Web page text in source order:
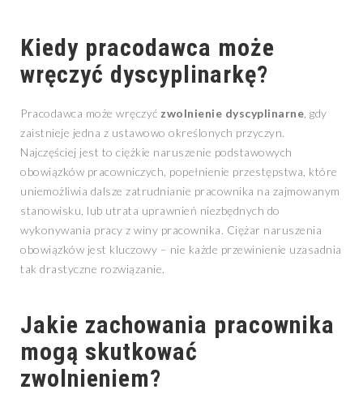
Kiedy pracodawca może
wręczyć dyscyplinarkę?
Pracodawca może wręczyć zwolnienie dyscyplinarne , gdy
zaistnieje jedna z ustawowo określonych przyczyn.
Najczęściej jest to ciężkie naruszenie podstawowych
obowiązków pracowniczych, popełnienie przestępstwa, które
uniemożliwia dalsze zatrudnianie pracownika na zajmowanym
stanowisku, lub utrata uprawnień niezbędnych do
wykonywania pracy z winy pracownika. Ciężar naruszenia
obowiązków jest kluczowy – nie każde przewinienie uzasadnia
tak drastyczne rozwiązanie.
Jakie zachowania pracownika
mogą skutkować
zwolnieniem?